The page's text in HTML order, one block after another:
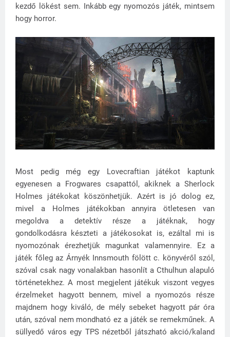
kezdő lökést sem. Inkább egy nyomozós játék, mintsem
hogy horror.
Most pedig még egy Lovecraftian játékot kaptunk
egyenesen a Frogwares csapattól, akiknek a Sherlock
Holmes játékokat köszönhetjük. Azért is jó dolog ez,
mivel a Holmes játékokban annyira ötletesen van
megoldva a detektív része a játéknak, hogy
gondolkodásra készteti a játékosokat is, ezáltal mi is
nyomozónak érezhetjük magunkat valamennyire. Ez a
játék főleg az Árnyék Innsmouth fölött c. könyvéről szól,
szóval csak nagy vonalakban hasonlít a Cthulhun alapuló
történetekhez. A most megjelent játékuk viszont vegyes
érzelmeket hagyott bennem, mivel a nyomozós része
majdnem hogy kiváló, de mély sebeket hagyott pár óra
után, szóval nem mondható ez a játék se remekműnek. A
süllyedő város egy TPS nézetből játszható akció/kaland